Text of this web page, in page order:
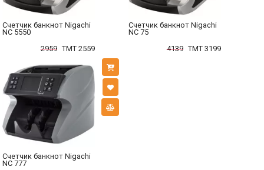
Счетчик банкнот Nigachi
NC 5550
2959 TMT 2559
Счетчик банкнот Nigachi
NC 75
4139 TMT 3199
Счетчик банкнот Nigachi
NC 777